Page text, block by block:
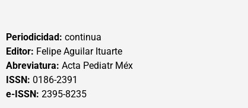
Periodicidad: continua
Editor: Felipe Aguilar Ituarte
Abreviatura: Acta Pediatr Méx
ISSN: 0186-2391
e-ISSN: 2395-8235